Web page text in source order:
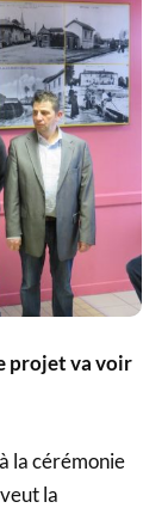
projet va voir
la cérémonie
la